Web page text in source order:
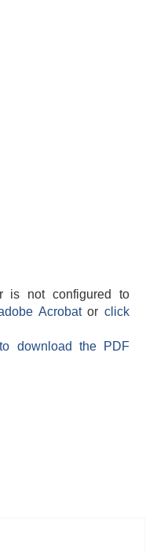
is not configured to
Acrobatorclick
download the PDF